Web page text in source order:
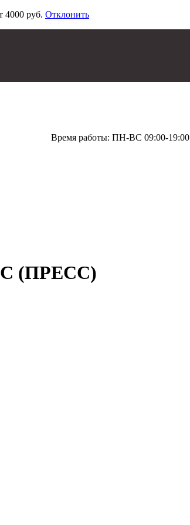
4000 руб. Отклонить
Время работы: ПН-ВС 09:00-19:00
(ПРЕСС)